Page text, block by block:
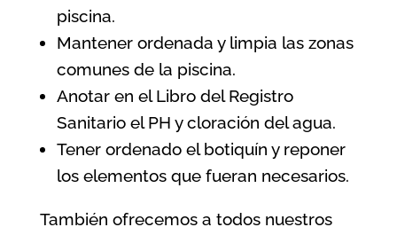
piscina.
Mantener ordenada y limpia las zonas
comunes de la piscina.
Anotar en el Libro del Registro
Sanitario el PH y cloración del agua.
Tener ordenado el botiquín y reponer
los elementos que fueran necesarios.
También ofrecemos a todos nuestros